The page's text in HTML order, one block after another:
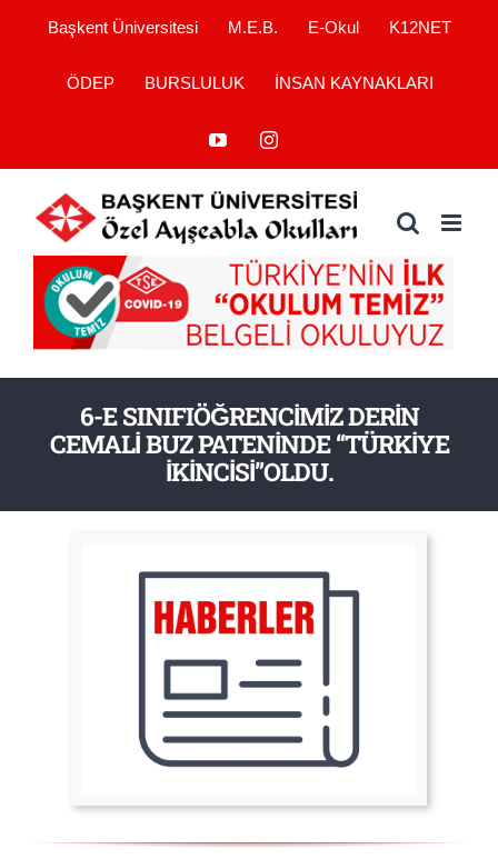
Başkent Üniversitesi M.E.B. E-Okul K12NET
ÖDEP BURSLULUK İNSAN KAYNAKLARI
YouTubeInstagram
6-E SINIFIÖĞRENCİMİZ DERİN
CEMALİ BUZ PATENİNDE “TÜRKİYE
İKİNCİSİ”OLDU.